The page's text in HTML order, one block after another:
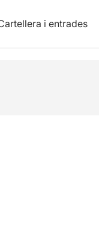
i entrades